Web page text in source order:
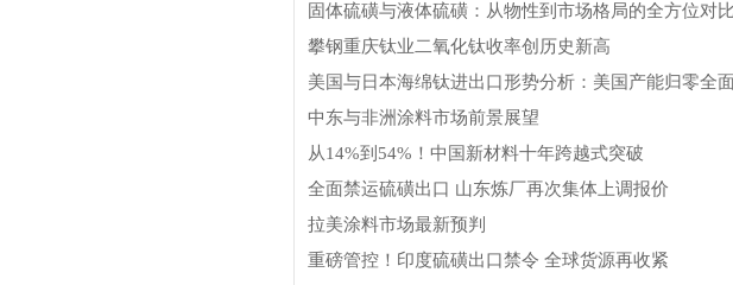
固体硫磺与液体硫磺：从物性到市场格局的全方位对
攀钢重庆钛业二氧化钛收率创历史新高
中东与非洲涂料市场前景展望
从14%到54%！中国新材料十年跨越式突破
全面禁运硫磺出口 山东炼厂再次集体上调报价
拉美涂料市场最新预判
重磅管控！印度硫磺出口禁令 全球货源再收紧